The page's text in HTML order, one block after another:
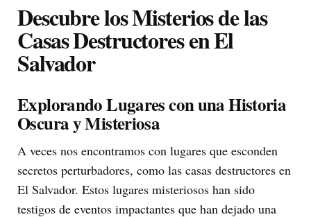
Descubre los Misterios de las
Casas Destructores en El
Salvador
Explorando Lugares con una Historia
Oscura y Misteriosa
A veces nos encontramos con lugares que esconden
secretos perturbadores, como las casas destructores en
El Salvador. Estos lugares misteriosos han sido
testigos de eventos impactantes que han dejado una